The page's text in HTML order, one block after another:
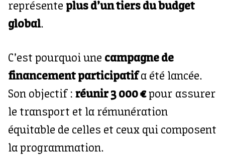
représente plus d’un tiers du budget
global.
C’est pourquoi une campagne de
financement participatifa été lancée.
Son objectif : réunir 3 000 €pour assurer
le transport et la rémunération
équitable de celles et ceux qui composent
la programmation.